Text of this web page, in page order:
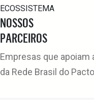
ECOSSISTEMA
NOSSOS
PARCEIROS
Empresas que apoiam
da Rede Brasil do